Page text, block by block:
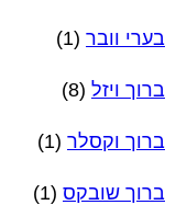
בערי וובר (1)
ברוך ויזל (8)
ברוך וקסלר (1)
ברוך שובקס (1)